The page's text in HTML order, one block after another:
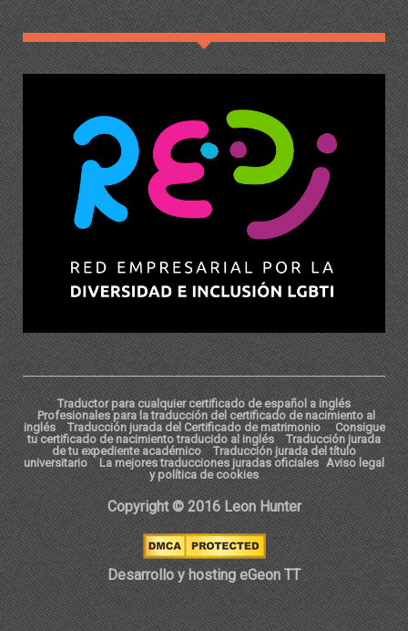
Traductor para cualquier certificado de español a inglés
Profesionales para la traducción del certificado de nacimiento al
inglés
Traducción jurada del Certificado de matrimonio
Consigue
tu certificado de nacimiento traducido al inglés
Traducción jurada
de tu expediente académico
Traducción jurada del título
universitario
La mejores traducciones juradas oficiales Aviso legal
y política de cookies
Copyright © 2016 Leon Hunter
Desarrollo y hosting eGeon TT